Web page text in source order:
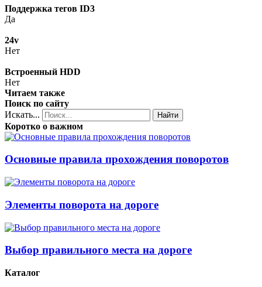
Поддержка тегов ID3
Да
24v
Нет
Встроенный HDD
Нет
Читаем также
Поиск по сайту
Искать...
Найти
Коротко о важном
Основные правила прохождения поворотов
Элементы поворота на дороге
Выбор правильного места на дороге
Каталог